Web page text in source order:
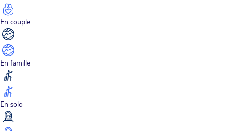
En couple
En famille
En solo